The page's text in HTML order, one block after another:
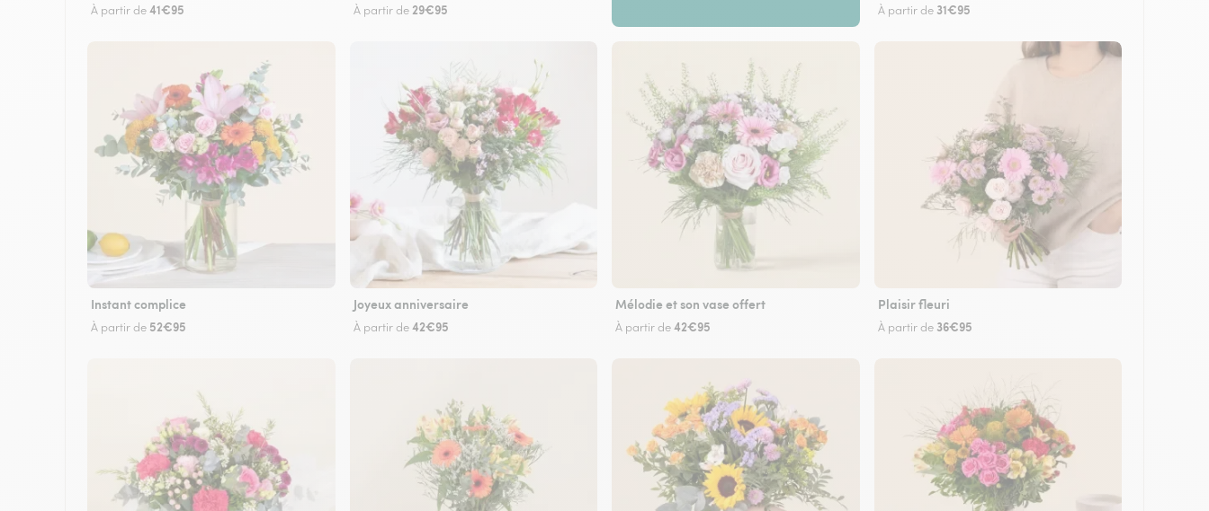
À partir de41€95 À partir de 29€95 À partir de 31€95
Instant complice
À partir de 52€95
Joyeux anniversaire
À partir de42€95
Mélodie et son vase offert
À partir de42€95
Plaisir fleuri
À partir de 36€95